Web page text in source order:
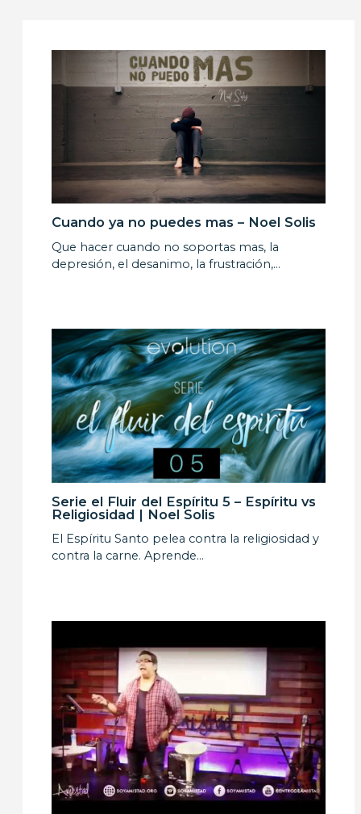
Cuando ya no puedes mas – Noel Solis
Que hacer cuando no soportas mas, la
depresión, el desanimo, la frustración,…
Serie el Fluir del Espíritu 5 – Espíritu vs
Religiosidad | Noel Solis
El Espíritu Santo pelea contra la religiosidad y
contra la carne. Aprende…